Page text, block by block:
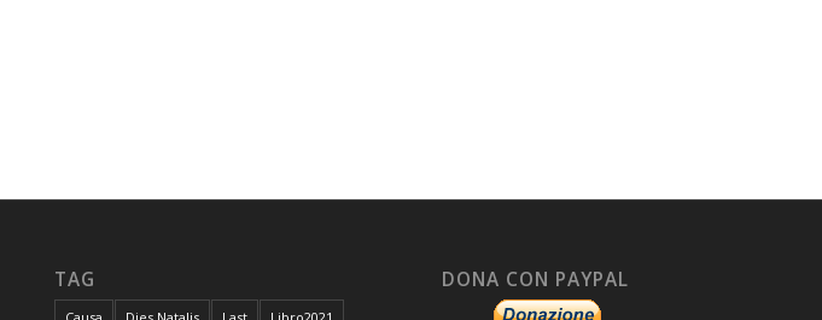
TAG DONA CON PAYPAL